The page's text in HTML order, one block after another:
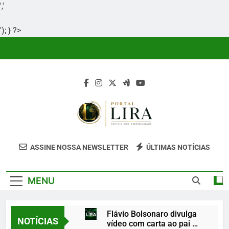
','
'); } ?>
Portal Lira
Portal Lira É Um Site Informativo
Clareza, Responsabilidade E Uma Boa
ASSINE NOSSA NEWSLETTER ÚLTIMAS NOTÍCIAS
MENU
NOTÍCIAS
Flávio Bolsonaro divulga
vídeo com carta ao pai e